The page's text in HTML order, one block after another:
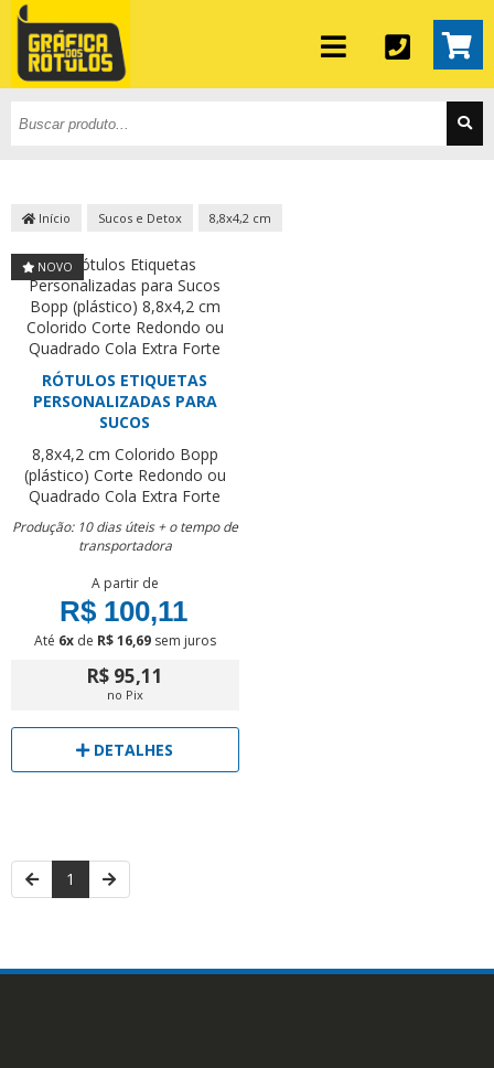
Início Sucos e Detox 8,8x4,2 cm
NOVO
RÓTULOS ETIQUETAS
PERSONALIZADAS PARA
SUCOS
8,8x4,2 cm Colorido Bopp
(plástico) Corte Redondo ou
Quadrado Cola Extra Forte
Produção: 10 dias úteis + o tempo de
transportadora
A partir de
R$ 100,11
Até 6xde R$ 16,69sem juros
R$ 95,11
no Pix
DETALHES
1